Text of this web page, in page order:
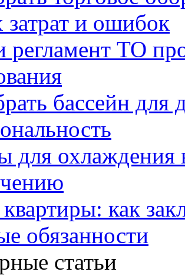
и ошибок
регламент ТО
бассейн для
для охлаждения
как
обязанности
статьи